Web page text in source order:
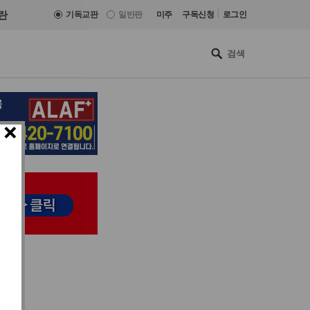
기독교판 일반판 미주 구독신청 로그인
×